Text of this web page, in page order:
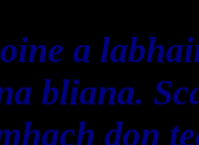
a
bliana.
don